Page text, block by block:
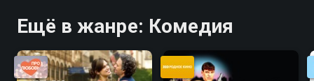
Ещё в жанре: Комедия